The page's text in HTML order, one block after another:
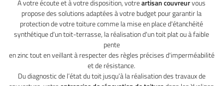
A votre écoute et à votre disposition, votreartisan couvreurvous
propose des solutions adaptées à votre budget pour garantir la
protection de votre toiture comme la mise en place d'étanchéité
synthétique d'un toit-terrasse, la réalisation d'un toit plat ou à faible
pente
en zinc tout en veillant à respecter des règles précises d'imperméabilité
et de résistance.
Du diagnostic de l’état du toit jusqu’à la réalisation des travaux de